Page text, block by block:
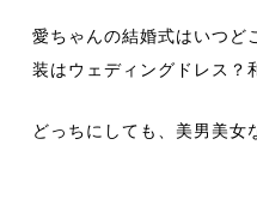
愛ちゃんの結婚式はいつど
装はウェディングドレス？
どっちにしても、美男美女